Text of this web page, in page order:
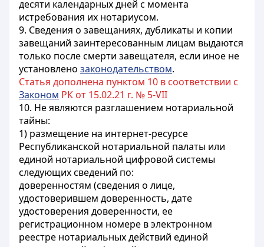
десяти календарных дней с момента
истребования их нотариусом.
9. Сведения о завещаниях, дубликаты и копии
завещаний заинтересованным лицам выдаются
только после смерти завещателя, если иное не
установлено законодательством.
Статья дополнена пунктом 10 в соответствии с
Законом РК от 15.02.21 г. № 5-VIІ
10. Не являются разглашением нотариальной
тайны:
1) размещение на интернет-ресурсе
Республиканской нотариальной палаты или
единой нотариальной цифровой системы
следующих сведений по:
доверенностям (сведения о лице,
удостоверившем доверенность, дате
удостоверения доверенности, ее
регистрационном номере в электронном
реестре нотариальных действий единой